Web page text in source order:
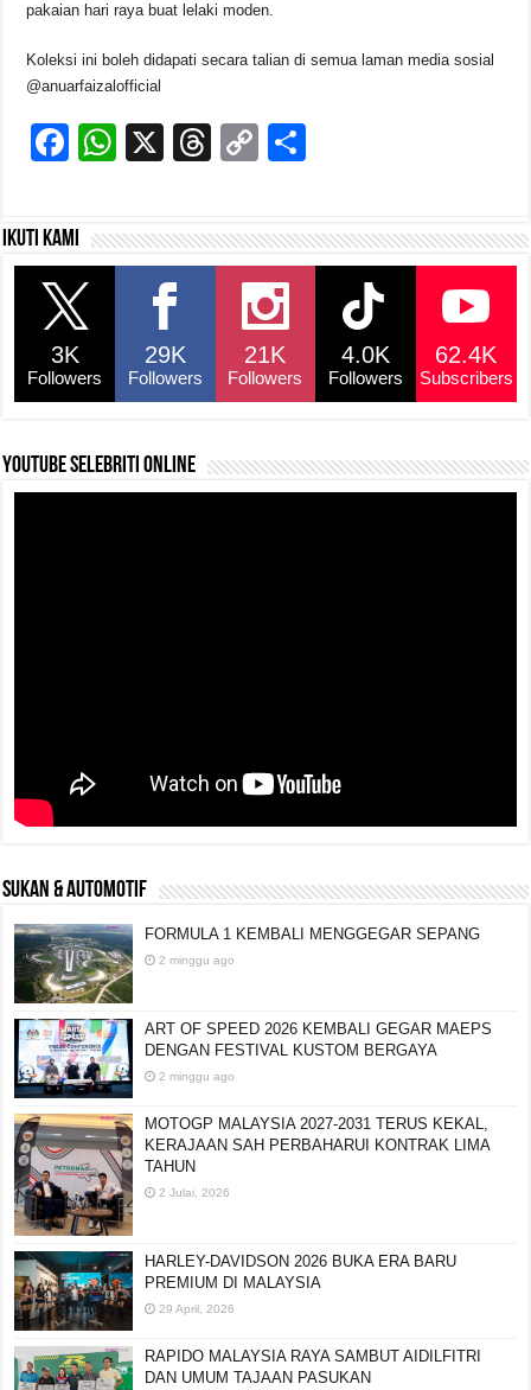
pakaian hari raya buat lelaki moden.
Koleksi ini boleh didapati secara talian di semua laman media sosial
@anuarfaizalofficial
F
c
e
b
o
o
k
W
s
p
X
T
a
C
y
Li
n
k
e
Ikuti kami
3K
Followers
29K
Followers
21K
Followers
4.0K
Followers
62.4K
Subscribers
YouTube selebriti online
SUKAN & AUTOMOTIF
FORMULA 1 KEMBALI MENGGEGAR SEPANG
2 minggu ago
ART OF SPEED 2026 KEMBALI GEGAR MAEPS
DENGAN FESTIVAL KUSTOM BERGAYA
2 minggu ago
MOTOGP MALAYSIA 2027-2031 TERUS KEKAL,
KERAJAAN SAH PERBAHARUI KONTRAK LIMA
TAHUN
2 Julai, 2026
HARLEY-DAVIDSON 2026 BUKA ERA BARU
PREMIUM DI MALAYSIA
29 April, 2026
RAPIDO MALAYSIA RAYA SAMBUT AIDILFITRI
DAN UMUM TAJAAN PASUKAN